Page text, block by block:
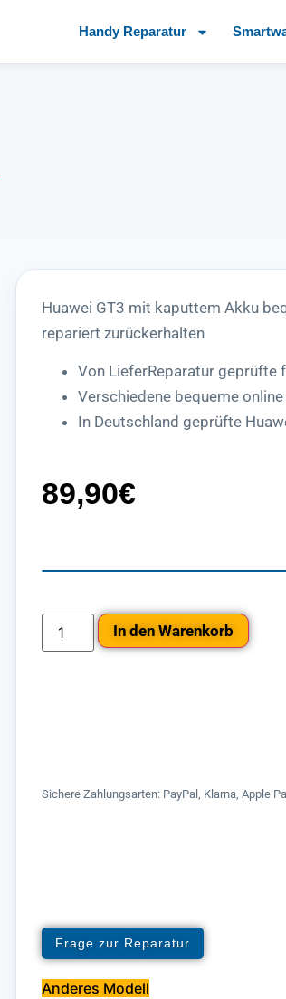
Handy Reparatur
Huawei GT3 mit kaputtem Akku
repariert zurückerhalten
Von LieferReparatur geprüfte
Verschiedene bequeme
In Deutschland geprüfte
89,90€
In den Warenkorb
Sichere Zahlungsarten: PayPal, Klarna, Apple
Frage zur Reparatur
Anderes Modell